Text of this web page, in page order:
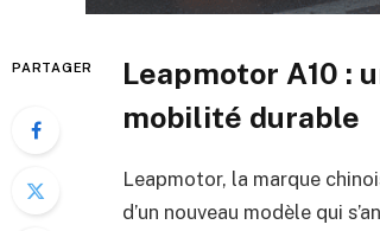
PARTAGER
Leapmotor A10 :
mobilité durable
Leapmotor, la marque
d’un nouveau modèle qui